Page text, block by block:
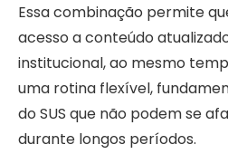
Essa combinação permite
acesso a conteúdo
institucional, ao mesmo
uma rotina flexível,
do SUS que não podem se
durante longos períodos.